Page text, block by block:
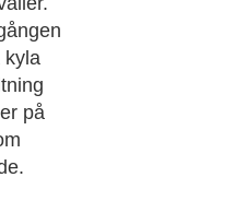
kyla
på